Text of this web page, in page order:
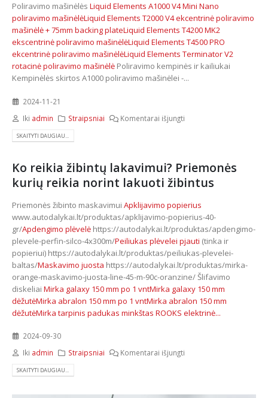
Poliravimo mašinėlės Liquid Elements A1000 V4 Mini Nano
poliravimo mašinėlėLiquid Elements T2000 V4 ekcentrinė poliravimo
mašinėlė + 75mm backing plateLiquid Elements T4200 MK2
ekscentrinė poliravimo mašinėlėLiquid Elements T4500 PRO
ekcentrinė poliravimo mašinėlėLiquid Elements Terminator V2
rotacinė poliravimo mašinėlė Poliravimo kempinės ir kailiukai
Kempinėlės skirtos A1000 poliravimo mašinėlei -...
2024-11-21
Iki admin Straipsniai Komentarai išjungti
SKAITYTI DAUGIAU...
Ko reikia žibintų lakavimui? Priemonės
kurių reikia norint lakuoti žibintus
Priemonės žibinto maskavimui Apklijavimo popierius
www.autodalykai.lt/produktas/apklijavimo-popierius-40-
gr/Apdengimo plėvelė https://autodalykai.lt/produktas/apdengimo-
plevele-perfin-silco-4x300m/Peiliukas plėvelei pjauti (tinka ir
popieriui) https://autodalykai.lt/produktas/peiliukas-plevelei-
baltas/Maskavimo juosta https://autodalykai.lt/produktas/mirka-
orange-maskavimo-juosta-line-45-m-90c-oranzine/ Šlifavimo
diskeliai Mirka galaxy 150 mm po 1 vntMirka galaxy 150 mm
dėžutėMirka abralon 150 mm po 1 vntMirka abralon 150 mm
dėžutėMirka tarpinis padukas minkštas ROOKS elektrinė...
2024-09-30
Iki admin Straipsniai Komentarai išjungti
SKAITYTI DAUGIAU...